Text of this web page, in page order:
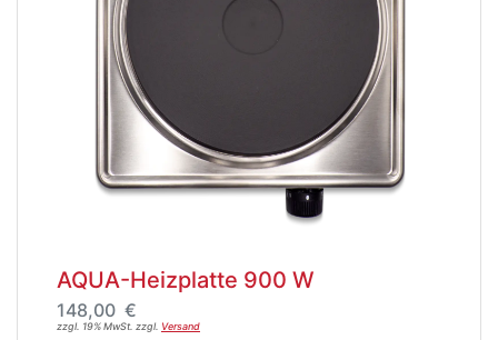
AQUA-Heizplatte 900 W
148,00 €
zzgl. 19% MwSt. zzgl. Versand